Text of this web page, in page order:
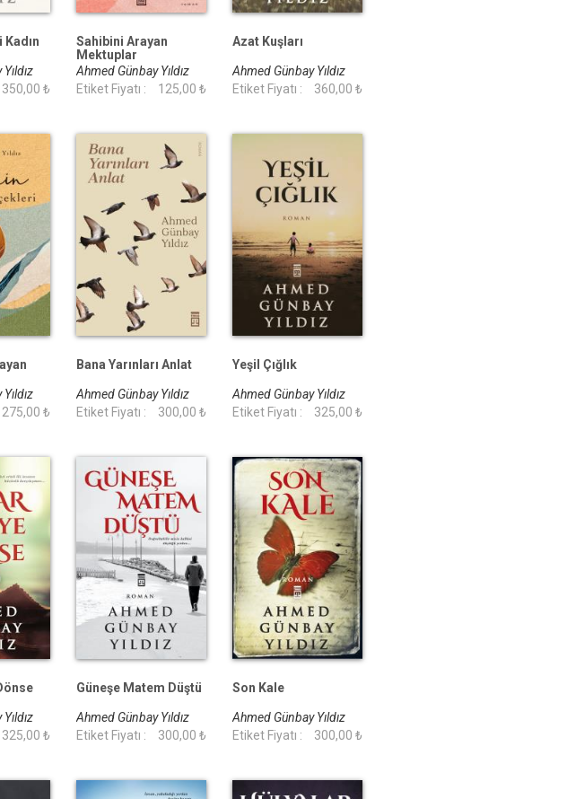
350,00 ₺
Sahibini Arayan
Mektuplar
Ahmed Günbay Yıldız
Etiket Fiyatı :
125,00 ₺
Azat Kuşları
Ahmed Günbay Yıldız
Etiket Fiyatı :
360,00 ₺
275,00 ₺
Bana Yarınları Anlat
Ahmed Günbay Yıldız
Etiket Fiyatı :
300,00 ₺
Yeşil Çığlık
Ahmed Günbay Yıldız
Etiket Fiyatı :
325,00 ₺
325,00 ₺
Güneşe Matem Düştü
Ahmed Günbay Yıldız
Etiket Fiyatı :
300,00 ₺
Son Kale
Ahmed Günbay Yıldız
Etiket Fiyatı :
300,00 ₺